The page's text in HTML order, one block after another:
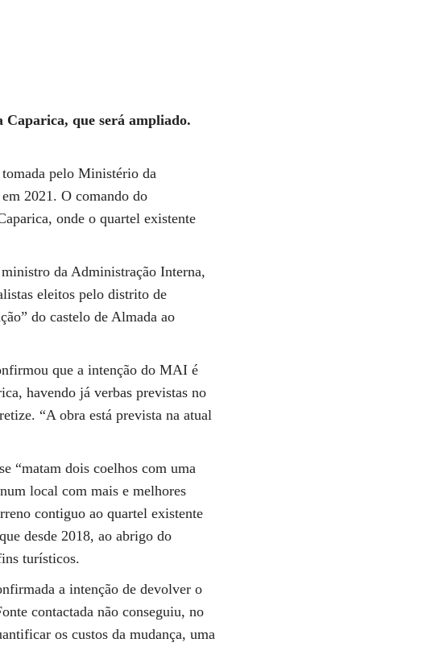
Caparica, que será ampliado.
pelo Ministério da
2021. O comando do
onde o quartel existente
da Administração Interna,
eleitos pelo distrito de
do castelo de Almada ao
que a intenção do MAI é
havendo já verbas previstas no
“A obra está prevista na atual
“matam dois coelhos com uma
local com mais e melhores
contiguo ao quartel existente
desde 2018, ao abrigo do
turísticos.
a intenção de devolver o
contactada não conseguiu, no
os custos da mudança, uma